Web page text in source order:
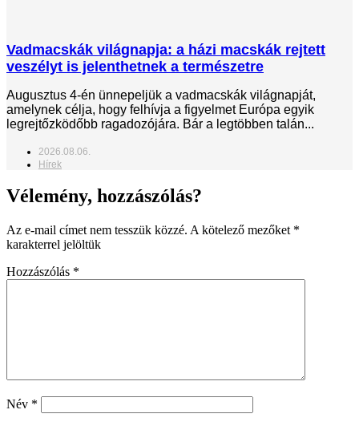
Vadmacskák világnapja: a házi macskák rejtett
veszélyt is jelenthetnek a természetre
Augusztus 4-én ünnepeljük a vadmacskák világnapját,
amelynek célja, hogy felhívja a figyelmet Európa egyik
legrejtőzködőbb ragadozójára. Bár a legtöbben talán...
2026.08.06.
Hírek
Vélemény, hozzászólás?
Az e-mail címet nem tesszük közzé. A kötelező mezőket *
karakterrel jelöltük
Hozzászólás *
Név *